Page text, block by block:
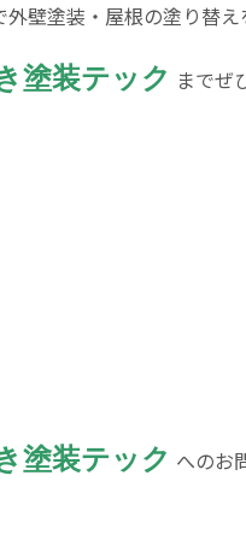
壁塗装・屋根の塗り替え
塗装テック までぜ
塗装テック へのお